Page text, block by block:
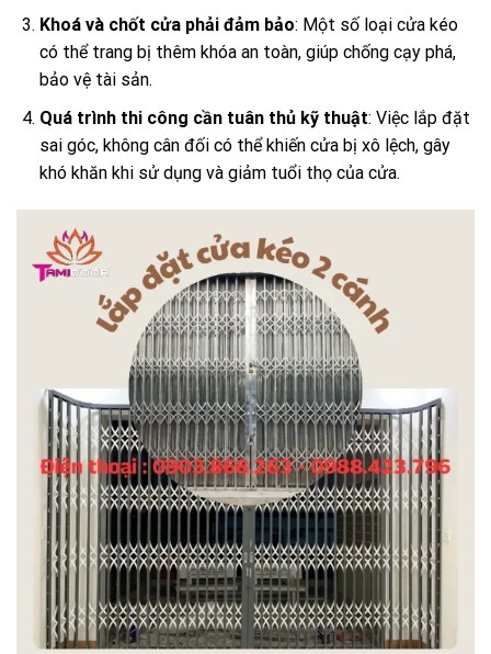
Khoá và chốt cửa phải đảm bảo: Một số loại cửa kéo
có thể trang bị thêm khóa an toàn, giúp chống cạy phá,
bảo vệ tài sản.
Quá trình thi công cần tuân thủ kỹ thuật: Việc lắp đặt
sai góc, không cân đối có thể khiến cửa bị xô lệch, gây
khó khăn khi sử dụng và giảm tuổi thọ của cửa.